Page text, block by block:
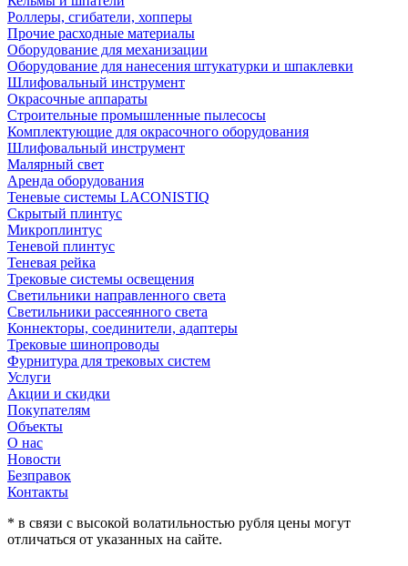
Роллеры, сгибатели, хопперы
Прочие расходные материалы
Оборудование для механизации
Оборудование для нанесения штукатурки и шпаклевки
Шлифовальный инструмент
Окрасочные аппараты
Строительные промышленные пылесосы
Комплектующие для окрасочного оборудования
Шлифовальный инструмент
Малярный свет
Аренда оборудования
Теневые системы LACONISTIQ
Скрытый плинтус
Микроплинтус
Теневой плинтус
Теневая рейка
Трековые системы освещения
Светильники направленного света
Светильники рассеянного света
Коннекторы, соединители, адаптеры
Трековые шинопроводы
Фурнитура для трековых систем
Услуги
Акции и скидки
Покупателям
Объекты
О нас
Новости
Безправок
Контакты
* в связи с высокой волатильностью рубля цены могут
отличаться от указанных на сайте.